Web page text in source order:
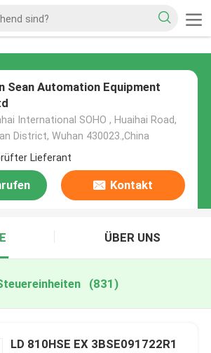
Sean Automation Equipment
International SOHO , Huaihai Road,
District, Wuhan 430023.,China
Lieferant
Kontakt
ÜBER UNS
(831)
LD 810HSE EX 3BSE091722R1